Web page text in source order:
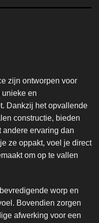
zijn ontworpen voor
en
Dankzij het opvallende
constructie, bieden
ervaring dan
ze oppakt, voel je direct
om op te vallen
worp en
Bovendien zorgen
afwerking voor een